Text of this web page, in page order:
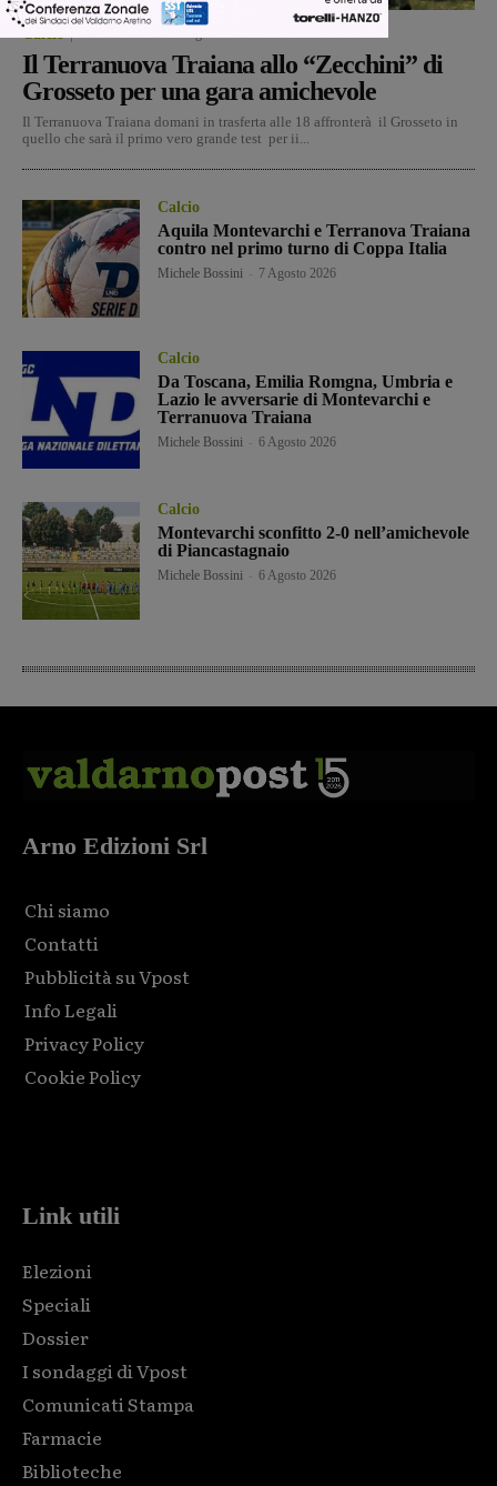
Calcio
Il Terranuova Traiana allo “Zecchini” di
Grosseto per una gara amichevole
Il Terranuova Traiana domani in trasferta alle 18 affronterà il Grosseto in
quello che sarà il primo vero grande test per ii...
Calcio
Aquila Montevarchi e Terranova Traiana
contro nel primo turno di Coppa Italia
Michele Bossini 7 Agosto 2026
Calcio
Da Toscana, Emilia Romgna, Umbria e
Lazio le avversarie di Montevarchi e
Terranuova Traiana
Michele Bossini 6 Agosto 2026
Calcio
Montevarchi sconfitto 2-0 nell’amichevole
di Piancastagnaio
Michele Bossini 6 Agosto 2026
Arno Edizioni Srl
Chi siamo
Contatti
Pubblicità su Vpost
Info Legali
Privacy Policy
Cookie Policy
Link utili
Elezioni
Speciali
Dossier
I sondaggi di Vpost
Comunicati Stampa
Farmacie
Biblioteche